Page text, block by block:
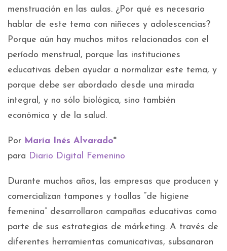
menstruación en las aulas. ¿Por qué es necesario
hablar de este tema con niñeces y adolescencias?
Porque aún hay muchos mitos relacionados con el
período menstrual, porque las instituciones
educativas deben ayudar a normalizar este tema, y
porque debe ser abordado desde una mirada
integral, y no sólo biológica, sino también
económica y de la salud.
Por María Inés Alvarado*
para Diario Digital Femenino
Durante muchos años, las empresas que producen y
comercializan tampones y toallas “de higiene
femenina” desarrollaron campañas educativas como
parte de sus estrategias de márketing. A través de
diferentes herramientas comunicativas, subsanaron